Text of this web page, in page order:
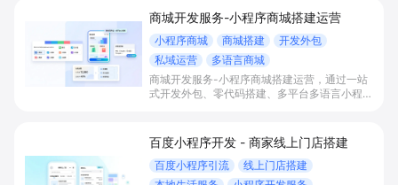
私域运营场景，提升获客与复购，实现线上生意
增长。
商城开发服务-小程序商城搭建运营
小程序商城 商城搭建
开发外包
私域运营
多语言商城
商城开发服务-小程序商城搭建运营，通过一站
式开发外包、零代码搭建、多平台多语言小程序
实现低成本获客、提升复购与业绩增长。
百度小程序开发 - 商家线上门店搭建
百度小程序引流
线上门店搭建